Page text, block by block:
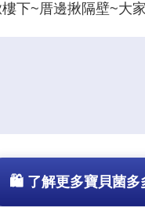
下~厝邊揪隔壁~大
🛍️ 了解更多寶貝菌多